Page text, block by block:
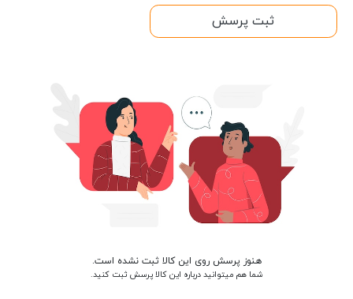
ثبت پرسش
هنوز پرسش روی این کالا ثبت نشده است.
شما هم میتوانید درباره این کالا پرسش ثبت کنید.